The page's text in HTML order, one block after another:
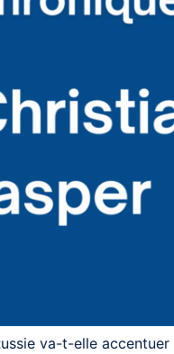
va-t-elle